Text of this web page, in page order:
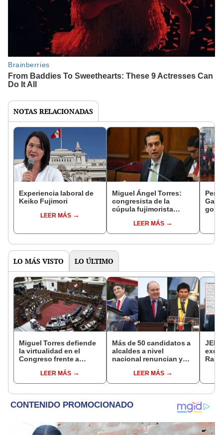
NOTAS RELACIONADAS
Experiencia laboral de
Keiko Fujimori
LEER MÁS
Miguel Ángel Torres:
congresista de la
cúpula fujimorista
del SenadoLEER MÁS
LO MÁS VISTO LO ÚLTIMO
Miguel Torres defiende
la virtualidad en el
Congreso frente a
plantea la
presencialidad
LEER MÁS
Más de 50 candidatos a
alcaldes a nivel
nacional renuncian y
encubiertaLEER MÁS
JEE